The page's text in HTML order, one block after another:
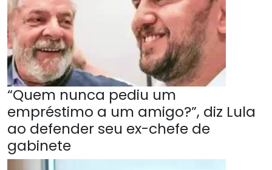
“Quem nunca pediu um
empréstimo a um amigo?”, diz Lula
ao defender seu ex-chefe de
gabinete